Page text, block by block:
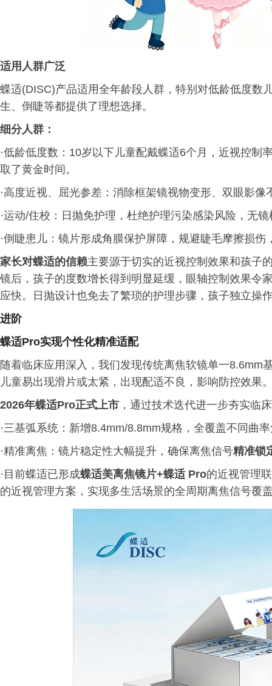
适用人群广泛
蝶适(DISC)产品适用全年龄段人群，特别对低龄低度数
生、倒睫等都提供了理想选择。
细分人群：
·低龄低度数：10岁以下儿童配戴蝶适6个月，近视控制
取了黄金时间。
·高度近视、屈光参差：消除框架镜视物变形、双眼影像
·运动/住校：日抛免护理，杜绝护理污染感染风险，无
·倒睫患儿：镜片形成角膜保护屏障，规避睫毛摩擦损
家长对蝶适的信赖主要源于切实的近视控制效果和孩子
镜后，孩子的度数增长得到明显延缓，眼轴控制效果令
应快。日抛设计也免去了繁琐的护理步骤，孩子独立操
进阶
蝶适Pro实现个性化精准适配
随着临床应用深入，我们发现传统离焦软镜单一8.6mm
儿童易出现滑片或太紧，出现配适不良，影响防控效果
2026年蝶适Pro正式上市 ，通过技术迭代进一步夯实临
·三基弧系统：新增8.4mm/8.8mm规格，全覆盖不同曲
·精准离焦：镜片稳定性大幅提升，确保离焦信号精准锁
·目前蝶适已形成蝶适美离焦镜片+蝶适 Pro的近视管理
的近视管理方案，实现多生活场景的全周期离焦信号覆